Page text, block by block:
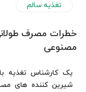
تغذیه سالم
خطرات مصرف
مصنوعی
یک کارشناس تغذیه
شیرین کننده های